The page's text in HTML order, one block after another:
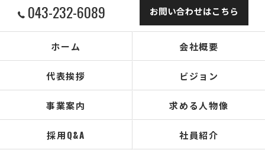
043-232-6089 お問い合わせはこちら
ホーム 会社概要
代表挨拶 ビジョン
事業案内 求める人物像
採用Q&A 社員紹介